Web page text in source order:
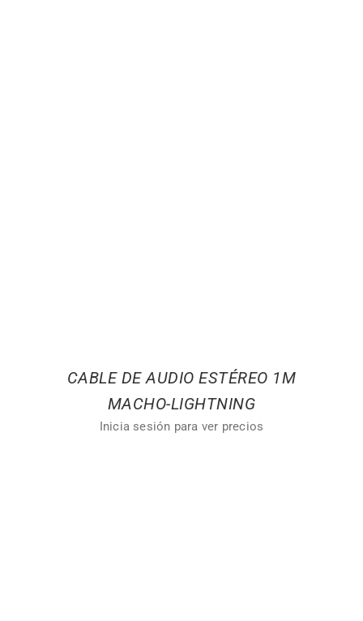
CABLE DE AUDIO ESTÉREO 1M
MACHO-LIGHTNING
Inicia sesión para ver precios